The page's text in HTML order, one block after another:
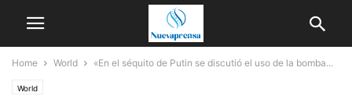
Home World «En el séquito de Putin se discutió el uso de la bomba...
World